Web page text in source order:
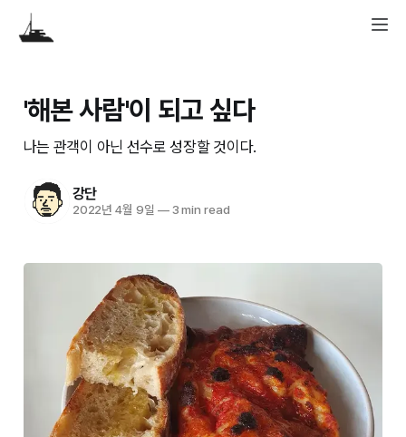
'해본 사람'이 되고 싶다
나는 관객이 아닌 선수로 성장할 것이다.
강단
2022년 4월 9일 —3 min read